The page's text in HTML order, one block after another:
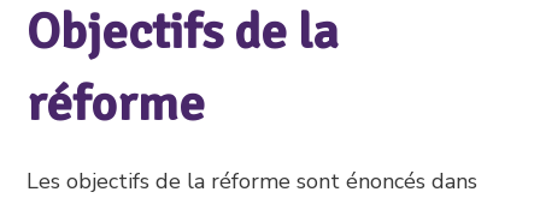
Objectifs de la
réforme
Les objectifs de la réforme sont énoncés dans